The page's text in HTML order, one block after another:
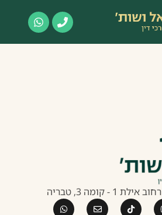
רחוב אילת 1 - קומה 3, טבריה